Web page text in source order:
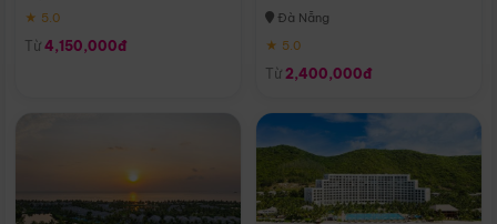
★ 5.0
Từ 4,150,000đ
Đà Nẵng
★ 5.0
Từ 2,400,000đ